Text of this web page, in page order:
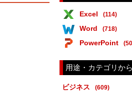
Excel (114)
Word (718)
PowerPoint
用途・カテゴリか
ビジネス (609)